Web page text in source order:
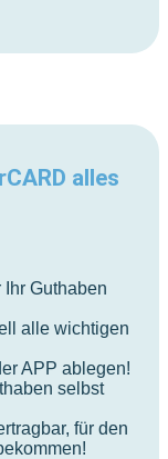
alles
Guthaben
alle wichtigen
APP ablegen!
selbst
für den